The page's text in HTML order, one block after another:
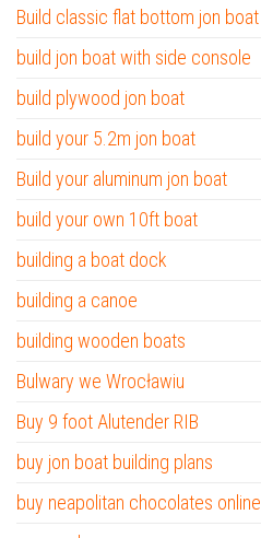
Build classic flat bottom jon boat
build jon boat with side console
build plywood jon boat
build your 5.2m jon boat
Build your aluminum jon boat
build your own 10ft boat
building a boat dock
building a canoe
building wooden boats
Bulwary we Wrocławiu
Buy 9 foot Alutender RIB
buy jon boat building plans
buy neapolitan chocolates online